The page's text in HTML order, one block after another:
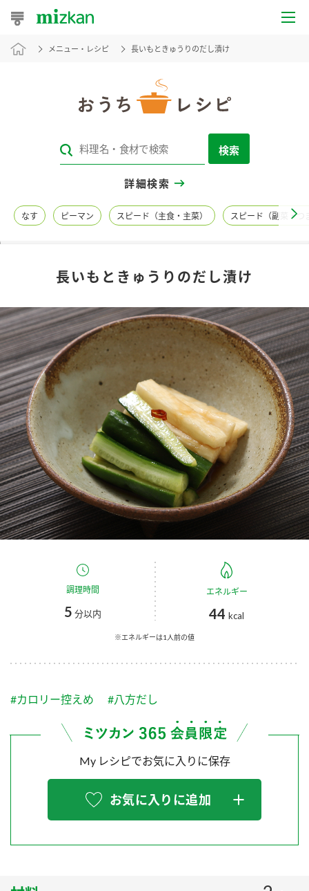
おうちレシピ
レシピカテゴリ一覧
レシピ名特集
商品情報
商品カテゴリ
酢
お酢ドリンク ぽん酢
みりん風・料理酒 鍋用調味料
つゆ
スープ 中華
ふりかけ
炊き込みご飯の素 米飯用調味液
新商品一覧
キャンペーン情報
ブランド・スペシャルサイト
ブランド・スペシャルサイト トップ
商品ブランドサイト
Fibee（ファイビー）
くらしプラ酢
お酢ドリンク
つゆ
PIN印
スペシャルサイト
お酢を知ろう！
企業情報
国内事業概要
企業理念
ミツカンの歴史
ミツカンを知る
環境への取り組み
ZENB initiative
MIM（ミツカンミュージアム）
各部門が大切にしていること
販売終了製品のご案内
よくあるご質問
地図から取り扱い店舗を探す
メニュー・レシピ 長いもときゅうりのだし漬け
検索
詳細検索
なす ピーマン スピード（主食・主菜） スピード（副菜・つ
長いもときゅうりのだし漬け
調理時間
5 分以内
エネルギー
44 kcal
※エネルギーは1人前の値
#カロリー控えめ #八方だし
My レシピでお気に入りに保存
お気に入りに追加